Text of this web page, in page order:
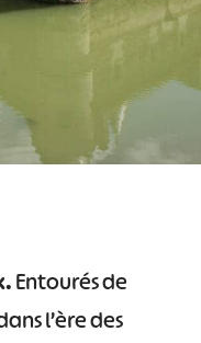
Entourés de
l’ère des